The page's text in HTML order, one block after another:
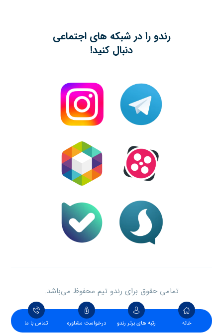
رندو را در شبکه های اجتماعی
دنبال کنید!
تمامی حقوق برای رندو تیم محفوظ می‌باشد.
خانه رتبه های برتر رندو درخواست مشاوره تماس با ما